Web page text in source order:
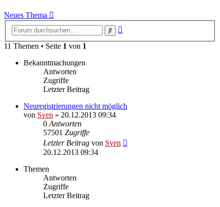
Neues Thema
Suche
11 Themen • Seite 1 von 1
Bekanntmachungen
Antworten
Zugriffe
Letzter Beitrag
Neuregistrierungen nicht möglich
von Sven » 20.12.2013 09:34
0 Antworten
57501 Zugriffe
Letzter Beitrag von Sven
20.12.2013 09:34
Themen
Antworten
Zugriffe
Letzter Beitrag